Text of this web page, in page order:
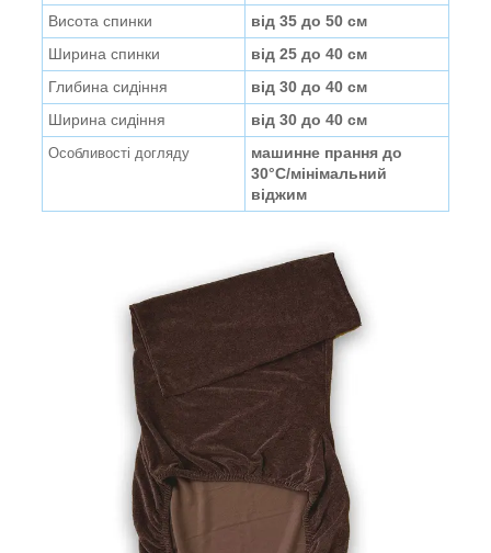
Висота спинки
від 35 до 50 см
Ширина спинки
від 25 до 40 см
Глибина сидіння
від 30 до 40 см
Ширина сидіння
від 30 до 40 см
Особливості догляду
машинне прання до
30°C/мінімальний
віджим